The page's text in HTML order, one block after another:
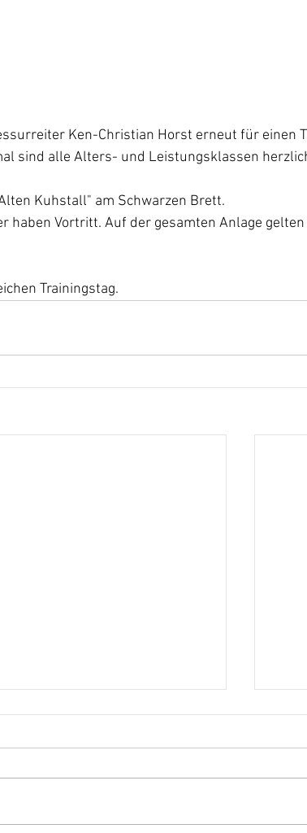
Ken-Christian Horst erneut für einen
sind alle Alters- und Leistungsklassen
Kuhstall" am Schwarzen Brett.
haben Vortritt. Auf der gesamten Anlage
Trainingstag.